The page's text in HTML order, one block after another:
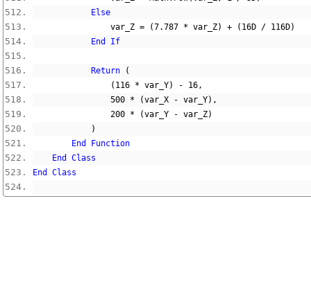
Else
                var_Z
= (7.787 * var_Z) + ( 16D / 116D)
End
If
Return
(
( 116 * var_Y) - 16,
500 * (var_X - var_Y),
200 * (var_Y - var_Z)
)
End
Function
End
Class
End
Class